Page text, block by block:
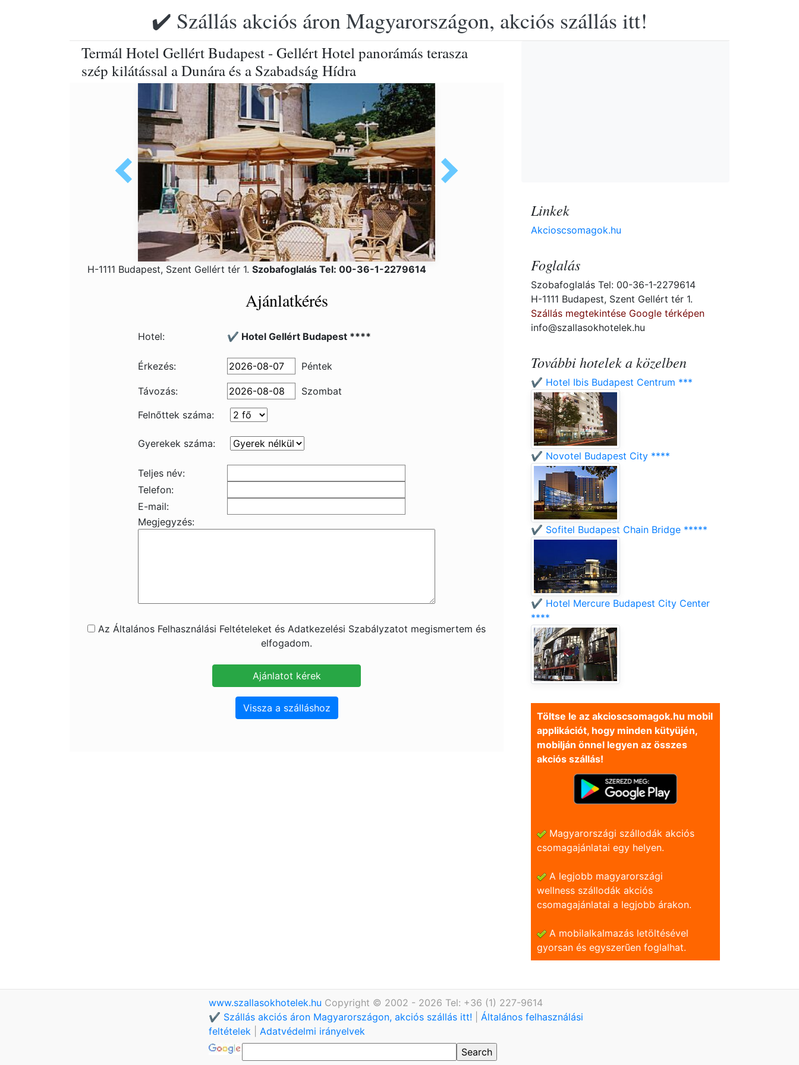
✔️ Szállás akciós áron Magyarországon, akciós szállás itt!
Termál Hotel Gellért Budapest - Gellért Hotel panorámás terasza
szép kilátással a Dunára és a Szabadság Hídra
H-1111 Budapest, Szent Gellért tér 1. Szobafoglalás Tel: 00-36-1-2279614
Ajánlatkérés
Hotel: ✔️ Hotel Gellért Budapest ****
Érkezés: Péntek
Távozás:
Szombat
Felnőttek száma:
Gyerekek száma:
Teljes név:
Telefon:
E-mail:
Megjegyzés:
Az Általános Felhasználási Feltételeket és Adatkezelési Szabályzatot megismertem és
elfogadom.
Vissza a szálláshoz
Linkek
Akcioscsomagok.hu
Foglalás
Szobafoglalás Tel: 00-36-1-2279614
H-1111 Budapest, Szent Gellért tér 1.
Szállás megtekintése Google térképen
info@szallasokhotelek.hu
További hotelek a közelben
✔️ Hotel Ibis Budapest Centrum ***
✔️ Novotel Budapest City ****
✔️ Sofitel Budapest Chain Bridge *****
✔️ Hotel Mercure Budapest City Center
****
Töltse le az akcioscsomagok.hu mobil
applikációt, hogy minden kütyüjén,
mobilján önnel legyen az összes
akciós szállás!
Magyarországi szállodák akciós
csomagajánlatai egy helyen.
A legjobb magyarországi
wellness szállodák akciós
csomagajánlatai a legjobb árakon.
A mobilalkalmazás letöltésével
gyorsan és egyszerũen foglalhat.
www.szallasokhotelek.hu Copyright © 2002 - 2026 Tel: +36 (1) 227-9614
✔️ Szállás akciós áron Magyarországon, akciós szállás itt!
Általános felhasználási
feltételek
Adatvédelmi irányelvek